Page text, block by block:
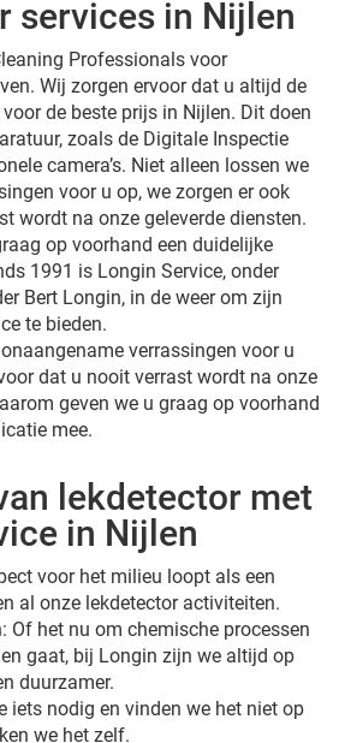
services in Nijlen
Professionals voor
Wij zorgen ervoor dat u altijd de
de beste prijs in Nijlen. Dit doen
zoals de Digitale Inspectie
camera’s. Niet alleen lossen we
voor u op, we zorgen er ook
wordt na onze geleverde diensten.
op voorhand een duidelijke
1991 is Longin Service, onder
Bert Longin, in de weer om zijn
te bieden.
verrassingen voor u
dat u nooit verrast wordt na onze
geven we u graag op voorhand
mee.
lekdetector met
in Nijlen
voor het milieu loopt als een
al onze lekdetector activiteiten.
Of het nu om chemische processen
gaat, bij Longin zijn we altijd op
duurzamer.
iets nodig en vinden we het niet op
we het zelf.